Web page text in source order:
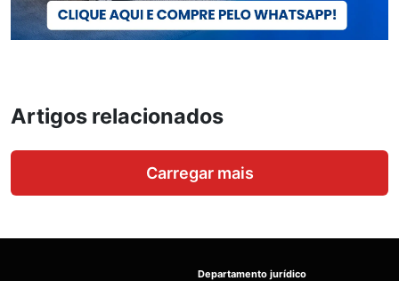
Artigos relacionados
Carregar mais
Departamento jurídico